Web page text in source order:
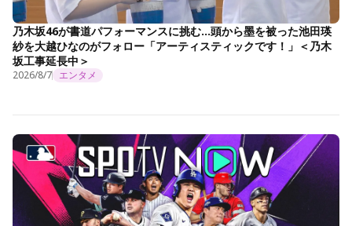
乃木坂46が書道パフォーマンスに挑む…頭から墨を被った池田瑛
紗を大越ひなのがフォロー「アーティスティックです！」＜乃木
坂工事延長中＞
2026/8/7 エンタメ